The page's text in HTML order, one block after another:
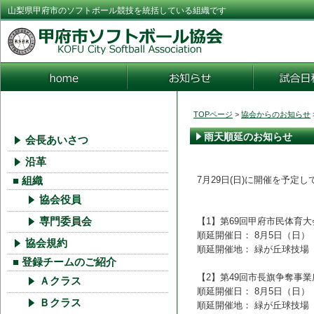
山梨県甲府市のソフトボール競技を統括している組織です
TOPページ > 協会からのお知らせ
雨天順延のお知らせ
7月29日(日)に開催を予定し
【1】第69回甲府市民体育
順延開催日： 8月5日（日）
順延開催地： 緑が丘球技場
【2】第49回市長旗争奪事
順延開催日： 8月5日（日）
順延開催地： 緑が丘球技場
会長あいさつ
沿革
■ 組織
協会役員
専門委員会
協会規約
■ 登録チームのご紹介
Ａクラス
Ｂクラス